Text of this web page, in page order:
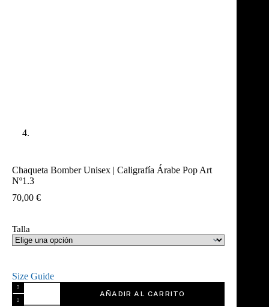
Chaqueta Bomber Unisex | Caligrafía Árabe Pop Art
Nº1.3
70,00 €
Talla
Size Guide
AÑADIR AL CARRITO